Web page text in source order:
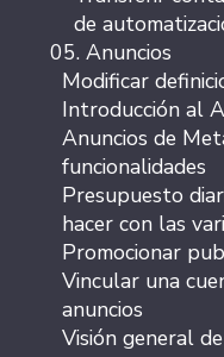
de
05. Anuncios
Modificar
Introducción al
Anuncios de
funcionalidades
Presupuesto
hacer con las
Promocionar
Vincular una
anuncios
Visión general